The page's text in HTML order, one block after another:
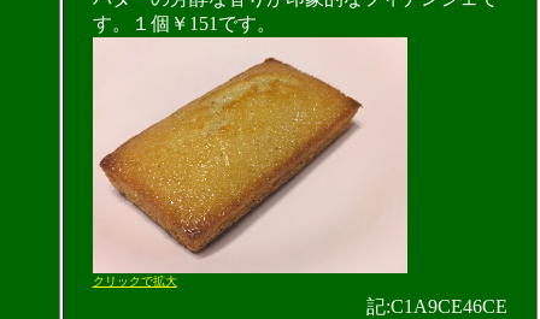
す。１個￥151です。
クリックで拡大
記:C1A9CE46CE